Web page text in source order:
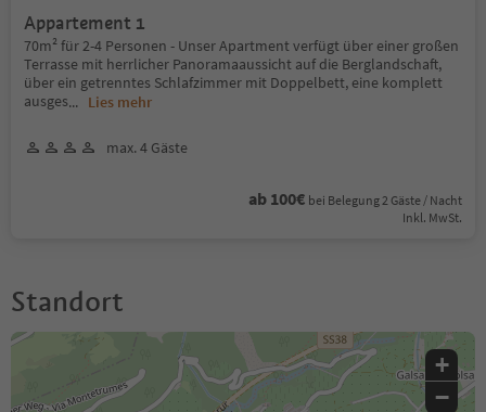
Appartement 1
70m² für 2-4 Personen - Unser Apartment verfügt über einer großen
Terrasse mit herrlicher Panoramaaussicht auf die Berglandschaft,
über ein getrenntes Schlafzimmer mit Doppelbett, eine komplett
ausges... Lies mehr
max. 4 Gäste
ab 100€ bei Belegung 2 Gäste / Nacht
Inkl. MwSt.
Standort
+
−